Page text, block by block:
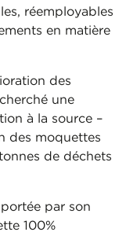
réemployables
en matière
des
une
à la source –
des moquettes
de déchets
par son
100%